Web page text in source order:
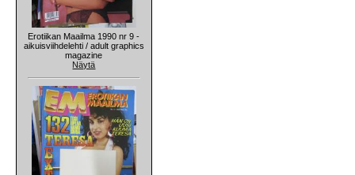
Erotiikan Maailma 1990 nr 9 -
aikuisviihdelehti / adult graphics
magazine
Näytä